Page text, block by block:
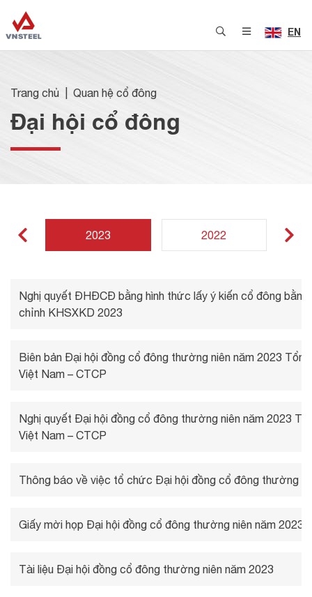
EN
Trang chủ Quan hệ cổ đông
Đại hội cổ đông
2023 2022
Nghị quyết ĐHĐCĐ bằng hình thức lấy ý kiến cổ đông bằng
chỉnh KHSXKD 2023
Biên bản Đại hội đồng cổ đông thường niên năm 2023
Việt Nam – CTCP
Nghị quyết Đại hội đồng cổ đông thường niên năm 2023
Việt Nam – CTCP
Thông báo về việc tổ chức Đại hội đồng cổ đông thường
Giấy mời họp Đại hội đồng cổ đông thường niên năm 2023
Tài liệu Đại hội đồng cổ đông thường niên năm 2023